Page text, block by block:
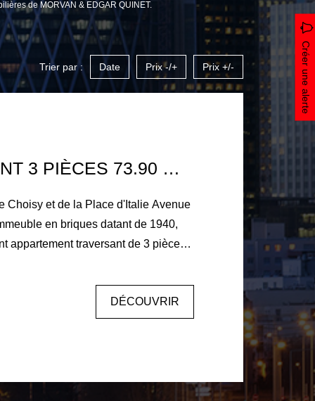
de MORVAN & EDGAR QUINET.
Créer une alerte
Trier par : Date Prix -/+ Prix +/-
APPARTEMENT 3 PIÈCES 73.90 M2 - AVENUE EDISON PARIS 13ÈME
Choisy et de la Place d'Italie Avenue
en briques datant de 1940,
appartement traversant de 3 pièces,
d'une entrée avec placard, d'un
exposé sud-ouest offrant une vue
cuisine / salle à manger semi-
un dégagement avec placard. Une
DÉCOUVRIR